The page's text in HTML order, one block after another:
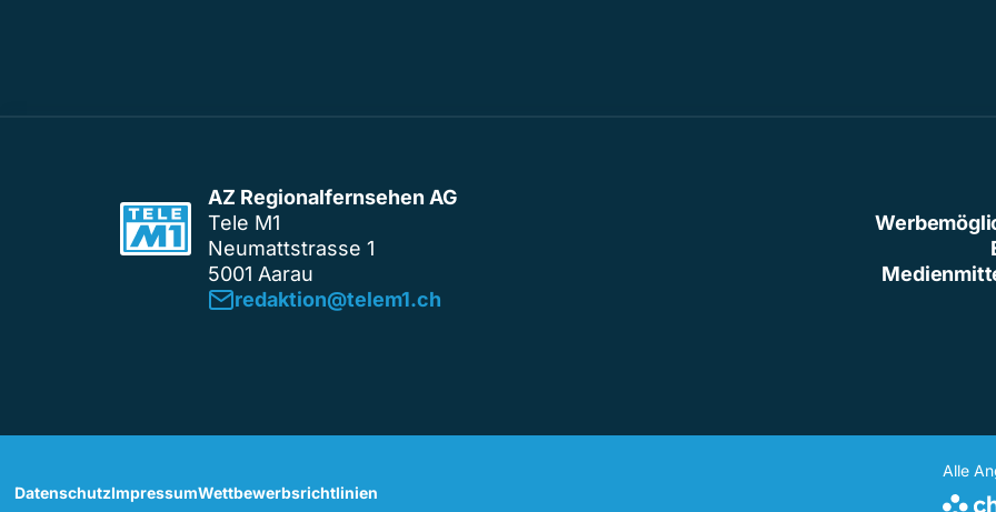
AZ Regionalfernsehen AG
Tele M1
Neumattstrasse 1
5001 Aarau
redaktion@telem1.ch
DatenschutzImpressumWettbewerbsrichtlinien
Alle